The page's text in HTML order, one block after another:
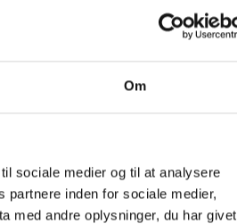
Om
sociale medier og til at analysere
inden for sociale medier,
med andre oplysninger, du har givet
-
PN25-40 -